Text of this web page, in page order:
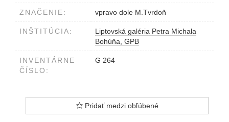
ZNAČENIE: vpravo dole M.Tvrdoň
INŠTITÚCIA:
Liptovská galéria Petra Michala
Bohúňa, GPB
INVENTÁRNE
ČÍSLO:
G 264
Pridať medzi obľúbené